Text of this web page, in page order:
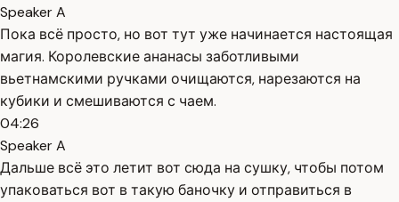
Speaker A
Пока всё просто, но вот тут уже начинается настоящая
магия. Королевские ананасы заботливыми
вьетнамскими ручками очищаются, нарезаются на
кубики и смешиваются с чаем.
04:26
Speaker A
Дальше всё это летит вот сюда на сушку, чтобы потом
упаковаться вот в такую баночку и отправиться в